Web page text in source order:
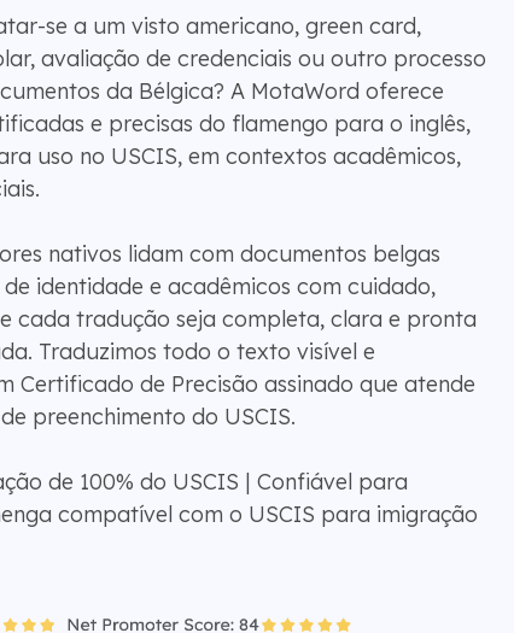
se a um visto americano, green card,
avaliação de credenciais ou outro processo
da Bélgica? A MotaWord oferece
e precisas do flamengo para o inglês,
uso no USCIS, em contextos acadêmicos,
nativos lidam com documentos belgas
de identidade e acadêmicos com cuidado,
cada tradução seja completa, clara e pronta
Traduzimos todo o texto visível e
Certificado de Precisão assinado que atende
preenchimento do USCIS.
de 100% do USCIS | Confiável para
compatível com o USCIS para imigração